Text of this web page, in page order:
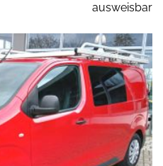
ausweisbar